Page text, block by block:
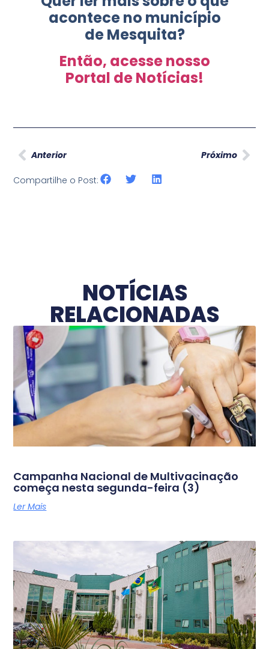
acontece no município
de Mesquita?
Então, acesse nosso
Portal de Notícias!
Anterior Próximo
Compartilhe o Post:
NOTÍCIAS
RELACIONADAS
Campanha Nacional de Multivacinação
começa nesta segunda-feira (3)
Ler Mais